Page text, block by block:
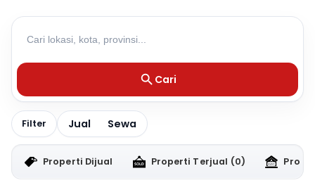
Cari
Filter Jual Sewa
Properti Dijual Properti Terjual (0)